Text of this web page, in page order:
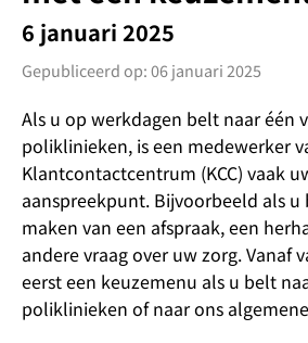
6 januari 2025
Gepubliceerd op: 06 januari 2025
Als u op werkdagen belt naar één
poliklinieken, is een medewerker
Klantcontactcentrum (KCC) vaak
aanspreekpunt. Bijvoorbeeld als
maken van een afspraak, een
andere vraag over uw zorg. Vanaf
eerst een keuzemenu als u belt
poliklinieken of naar ons